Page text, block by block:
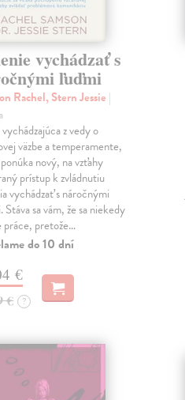
vychádzať s
ľuďmi
Rachel, Stern Jessie |
z vedy o
väzbe a temperamente,
nový, na vzťahy
prístup k zvládnutiu
vychádzať s náročnými
Stáva sa vám, že sa niekedy
práce, pretože…
do 10 dní
€
€ ?